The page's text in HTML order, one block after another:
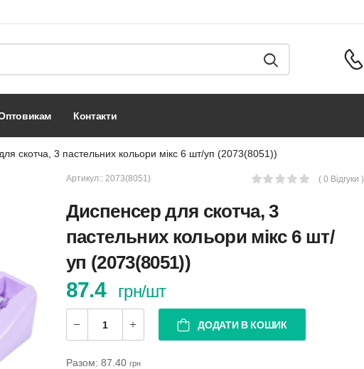
оптовикам контакти
скотча, 3 пастельних кольори мікс 6 шт/уп (2073(8051))
Артикул:: 2073(8051) ( 0 Відгуки )
Диспенсер для скотча, 3
пастельних кольори мікс 6 шт/
уп (2073(8051))
87.4 грн/шт
ДОДАТИ В КОШИК
Разом: 87.40 грн